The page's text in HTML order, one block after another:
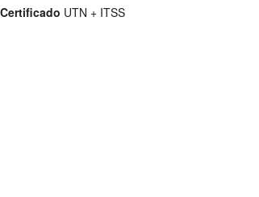
Certificado UTN + ITSS